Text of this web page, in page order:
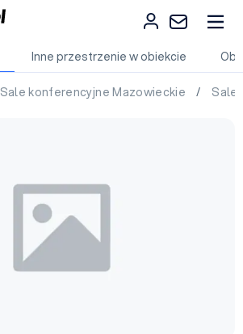
Inne przestrzenie w obiekcie
Sale konferencyjne Mazowieckie / Sale